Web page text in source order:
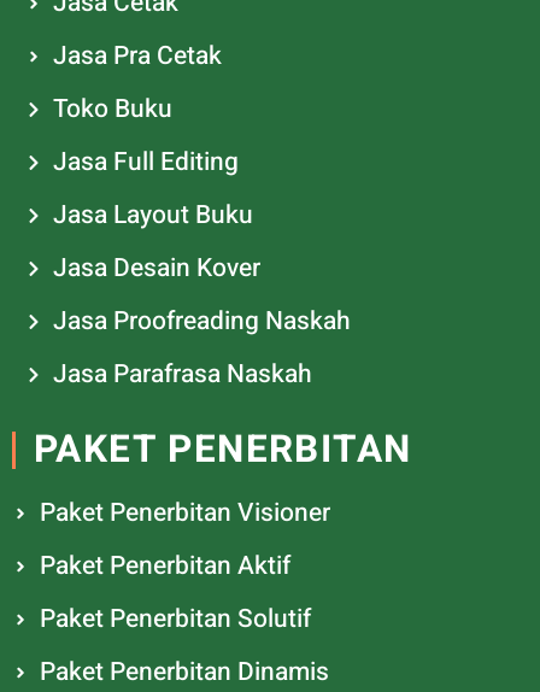
Jasa Pra Cetak
Toko Buku
Jasa Full Editing
Jasa Layout Buku
Jasa Desain Kover
Jasa Proofreading Naskah
Jasa Parafrasa Naskah
PAKET PENERBITAN
Paket Penerbitan Visioner
Paket Penerbitan Aktif
Paket Penerbitan Solutif
Paket Penerbitan Dinamis